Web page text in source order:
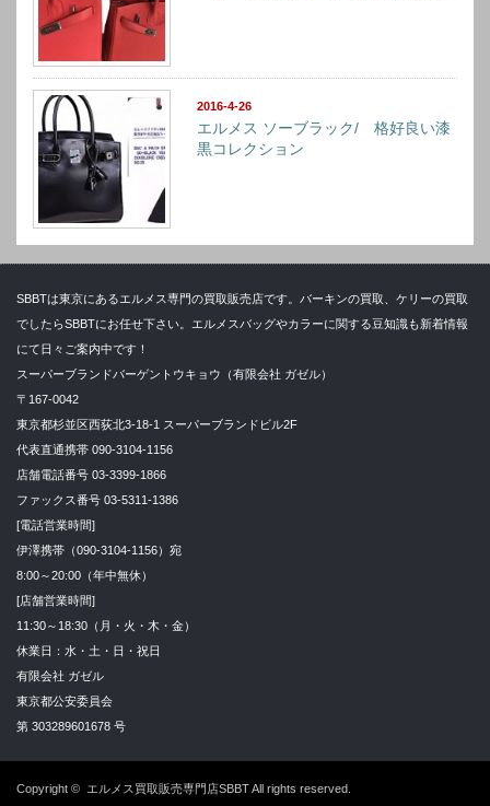
2016-4-26
エルメス ソーブラック/ 格好良い漆
黒コレクション
SBBTは東京にあるエルメス専門の買取販売店です。バーキンの買取、ケリーの買取
でしたらSBBTにお任せ下さい。エルメスバッグやカラーに関する豆知識も新着情報
にて日々ご案内中です！
スーパーブランドバーゲントウキョウ（有限会社 ガゼル）
〒167-0042
東京都杉並区西荻北3-18-1 スーパーブランドビル2F
代表直通携帯 090-3104-1156
店舗電話番号 03-3399-1866
ファックス番号 03-5311-1386
[電話営業時間]
伊澤携帯（090-3104-1156）宛
8:00～20:00（年中無休）
[店舗営業時間]
11:30～18:30（月・火・木・金）
休業日：水・土・日・祝日
有限会社 ガゼル
東京都公安委員会
第 303289601678 号
Copyright © エルメス買取販売専門店SBBTAll rights reserved.